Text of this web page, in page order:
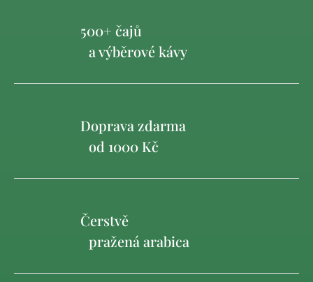
500+ čajů
a výběrové kávy
Doprava zdarma
od 1000 Kč
Čerstvě
pražená arabica